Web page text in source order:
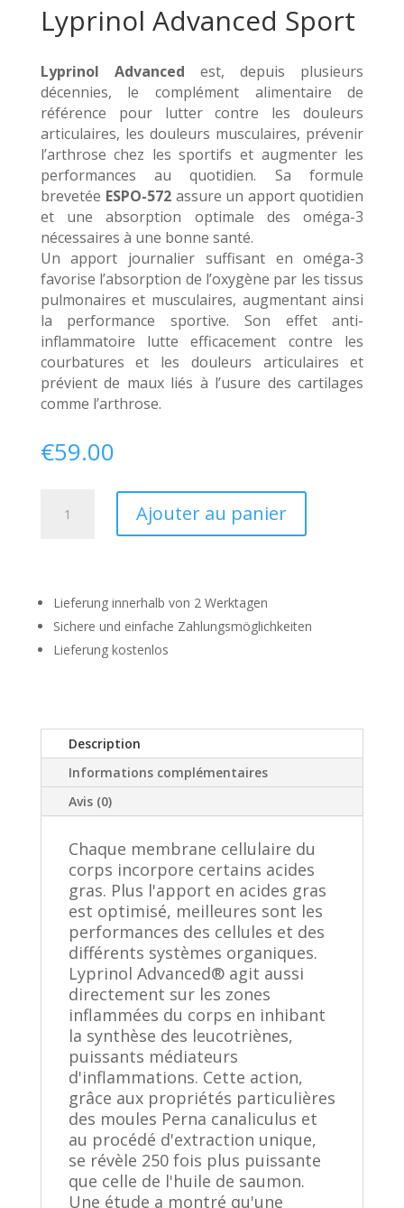
Lyprinol Advanced Sport
Lyprinol Advanced est, depuis plusieurs
décennies, le complément alimentaire de
référence pour lutter contre les douleurs
articulaires, les douleurs musculaires, prévenir
l’arthrose chez les sportifs et augmenter les
performances au quotidien. Sa formule
brevetée ESPO-572assure un apport quotidien
et une absorption optimale des oméga-3
nécessaires à une bonne santé.
Un apport journalier suffisant en oméga-3
favorise l’absorption de l’oxygène par les tissus
pulmonaires et musculaires, augmentant ainsi
la performance sportive. Son effet anti-
inflammatoire lutte efficacement contre les
courbatures et les douleurs articulaires et
prévient de maux liés à l’usure des cartilages
comme l’arthrose.
€59.00
Ajouter au panier
t
a
:
Lieferung innerhalb von 2 Werktagen
Sichere und einfache Zahlungsmöglichkeiten
Lieferung kostenlos
Description
Informations complémentaires
Avis (0)
Chaque membrane cellulaire du
corps incorpore certains acides
gras. Plus l'apport en acides gras
est optimisé, meilleures sont les
performances des cellules et des
différents systèmes organiques.
Lyprinol Advanced® agit aussi
directement sur les zones
inflammées du corps en inhibant
la synthèse des leucotriènes,
puissants médiateurs
d'inflammations. Cette action,
grâce aux propriétés particulières
des moules Perna canaliculus et
au procédé d'extraction unique,
se révèle 250 fois plus puissante
que celle de l'huile de saumon.
Une étude a montré qu'une